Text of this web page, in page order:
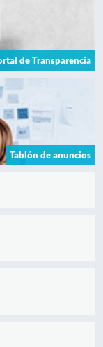
de Transparencia
Tablón de anuncios